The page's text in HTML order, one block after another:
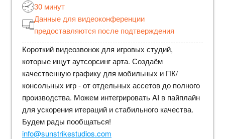
30 минут
Данные для видеоконференции
предоставляются после подтверждения
Короткий видеозвонок для игровых студий,
которые ищут аутсорсинг арта. Создаём
качественную графику для мобильных и ПК/
консольных игр - от отдельных ассетов до полного
производства. Можем интегрировать AI в пайплайн
для ускорения итераций и стабильного качества.
Будем рады пообщаться!
info@sunstrikestudios.com